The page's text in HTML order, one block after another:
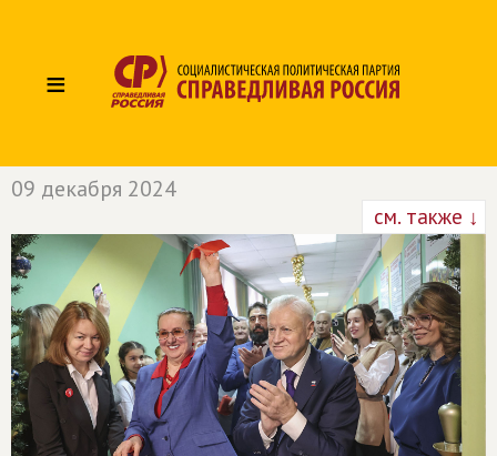
≡
09 декабря 2024
см. также ↓